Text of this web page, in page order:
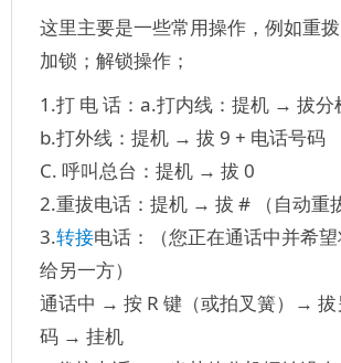
这里主要是一些常用操作，例如重
加锁；解锁操作；
1.打 电 话：a.打内线：提机 → 拔分
b.打外线：提机 → 拔 9 + 电话号码
C. 呼叫总台：提机 → 拔 0
2.重拔电话：提机 → 拔 # （自动重
3.转接电话：（您正在通话中并希
给另一方）
通话中 → 按 R 键（或拍叉簧）→ 拔
码 → 挂机